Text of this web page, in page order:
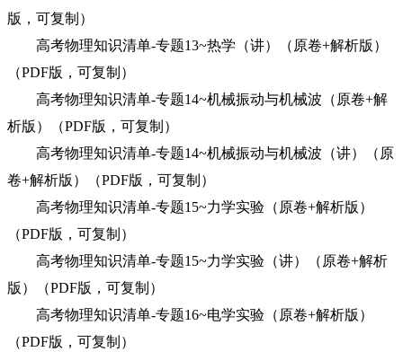
版，可复制）
高考物理知识清单-专题13~热学（讲）（原卷+解析版）
（PDF版，可复制）
高考物理知识清单-专题14~机械振动与机械波（原卷+解
析版）（PDF版，可复制）
高考物理知识清单-专题14~机械振动与机械波（讲）（原
卷+解析版）（PDF版，可复制）
高考物理知识清单-专题15~力学实验（原卷+解析版）
（PDF版，可复制）
高考物理知识清单-专题15~力学实验（讲）（原卷+解析
版）（PDF版，可复制）
高考物理知识清单-专题16~电学实验（原卷+解析版）
（PDF版，可复制）